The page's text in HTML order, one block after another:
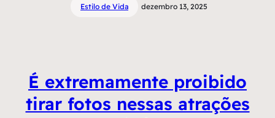
Estilo de Vida dezembro 13, 2025
É extremamente proibido
tirar fotos nessas atrações